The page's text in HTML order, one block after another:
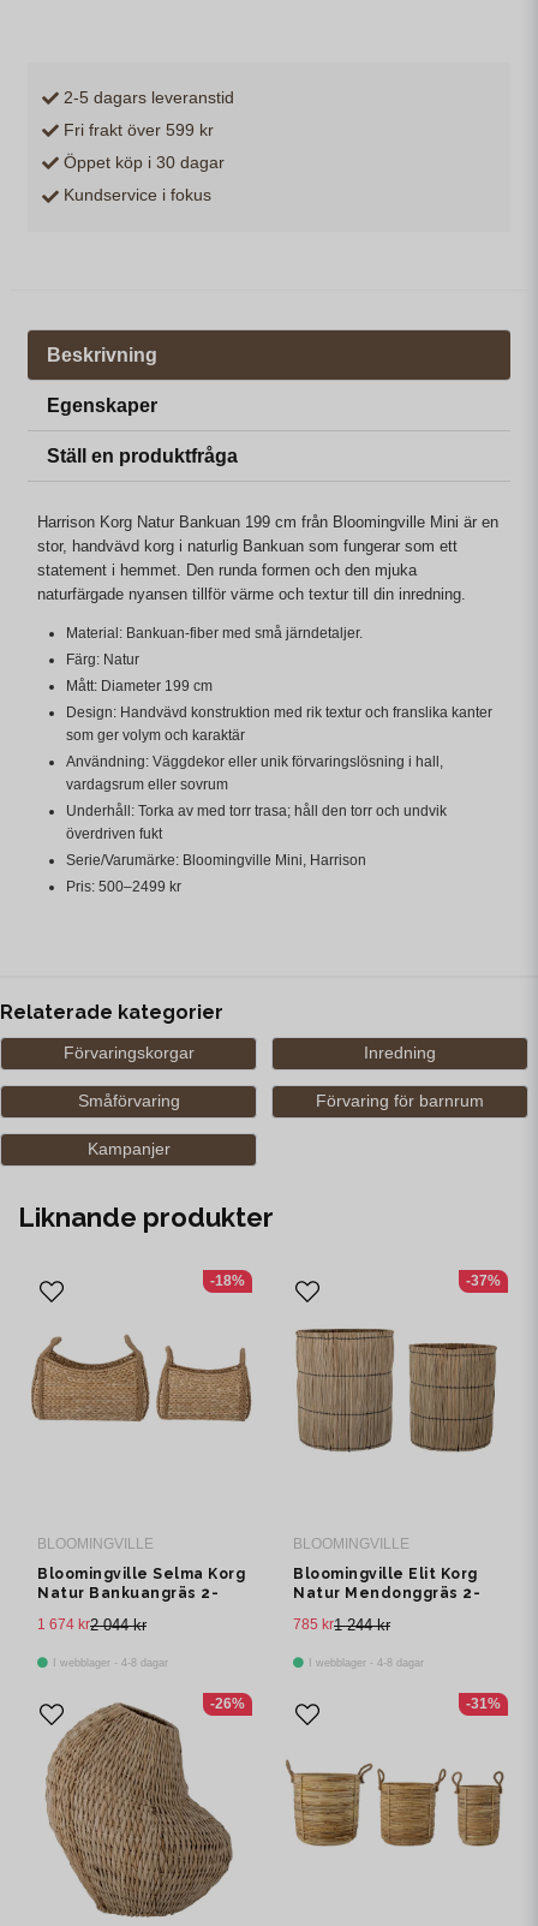
2-5 dagars leveranstid
Fri frakt över 599 kr
Öppet köp i 30 dagar
Kundservice i fokus
Beskrivning
Egenskaper
Ställ en produktfråga
Harrison Korg Natur Bankuan 199 cm från Bloomingville Mini är en
stor, handvävd korg i naturlig Bankuan som fungerar som ett
statement i hemmet. Den runda formen och den mjuka
naturfärgade nyansen tillför värme och textur till din inredning.
Material: Bankuan-fiber med små järndetaljer.
Färg: Natur
Mått: Diameter 199 cm
Design: Handvävd konstruktion med rik textur och franslika kanter
som ger volym och karaktär
Användning: Väggdekor eller unik förvaringslösning i hall,
vardagsrum eller sovrum
Underhåll: Torka av med torr trasa; håll den torr och undvik
överdriven fukt
Serie/Varumärke: Bloomingville Mini, Harrison
Pris: 500–2499 kr
Relaterade kategorier
Förvaringskorgar Inredning
Småförvaring Förvaring för barnrum
Kampanjer
Liknande produkter
BLOOMINGVILLE
Bloomingville Selma Korg
Natur Bankuangräs 2-
2 044 kr
1 674 kr
I webblager - 4-8 dagar
-18%
BLOOMINGVILLE
Bloomingville Elit Korg
Natur Mendonggräs 2-
1 244 kr
785 kr
I webblager - 4-8 dagar
-37%
-26% -31%